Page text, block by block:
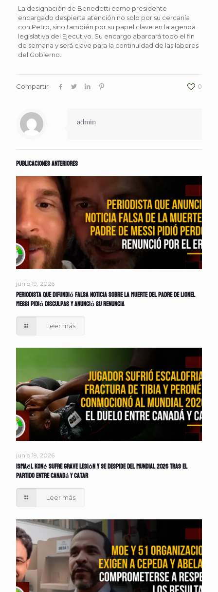
La designación de Benedetti como presidente
encargado despierta atención no solo por su cercanía
con Petro, sino también por su papel clave en la agenda
legislativa del Ejecutivo. Su encargo abarcará todo el fin
de semana y será clave para la continuidad de las labores
del Gobierno.
Compartir 0
admin
Publicaciones anteriores
junio 19, 2026
Periodista que difundió falsa noticia sobre la muerte del padre de Lionel
Messi pidió disculpas y anunció su renuncia
Leer más
junio 19, 2026
Ismaël Koné sufre grave lesión y se despide del Mundial 2026 tras el
partido entre Canadá y Catar
Leer más